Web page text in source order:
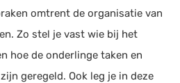
omtrent de organisatie van
Zo stel je vast wie bij het
hoe de onderlinge taken en
geregeld. Ook leg je in deze